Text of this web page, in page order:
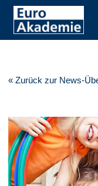
« Zurück zur News-